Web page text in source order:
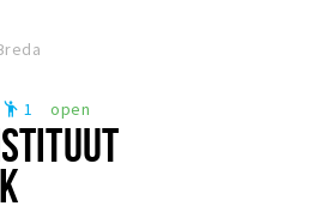
emoji_people 1 open